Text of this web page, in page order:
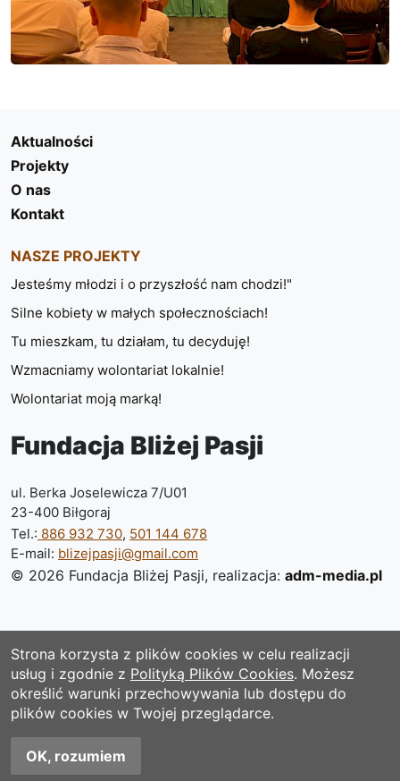
Aktualności
Projekty
O nas
Kontakt
NASZE PROJEKTY
Jesteśmy młodzi i o przyszłość nam chodzi!"
Silne kobiety w małych społecznościach!
Tu mieszkam, tu działam, tu decyduję!
Wzmacniamy wolontariat lokalnie!
Wolontariat moją marką!
Fundacja Bliżej Pasji
ul. Berka Joselewicza 7/U01
23-400 Biłgoraj
Tel.: 886 932 730, 501 144 678
E-mail: blizejpasji@gmail.com
© 2026 Fundacja Bliżej Pasji, realizacja: adm-media.pl
Strona korzysta z plików cookies w celu realizacji
usług i zgodnie z Polityką Plików Cookies. Możesz
określić warunki przechowywania lub dostępu do
plików cookies w Twojej przeglądarce.
OK, rozumiem